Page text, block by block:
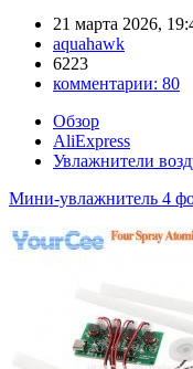
21 марта 2026,
aquahawk
6223
комментарии: 80
Обзор
AliExpress
Увлажнители
Мини-увлажнитель 4